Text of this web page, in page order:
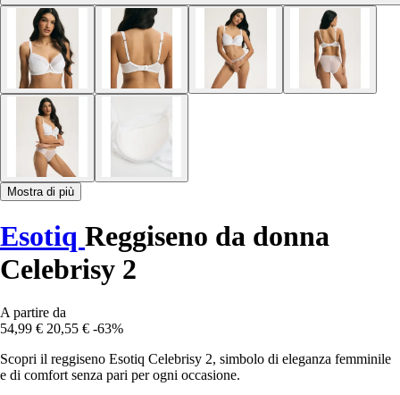
Mostra di più
Esotiq Reggiseno da donna
Celebrisy 2
A partire da
54,99 € 20,55 € -63%
Scopri il reggiseno Esotiq Celebrisy 2, simbolo di eleganza femminile
e di comfort senza pari per ogni occasione.